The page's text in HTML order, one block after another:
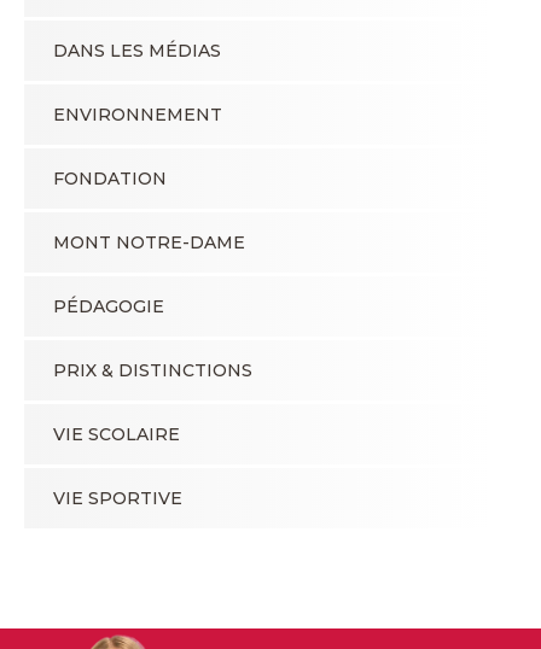
DANS LES MÉDIAS
ENVIRONNEMENT
FONDATION
MONT NOTRE-DAME
PÉDAGOGIE
PRIX & DISTINCTIONS
VIE SCOLAIRE
VIE SPORTIVE